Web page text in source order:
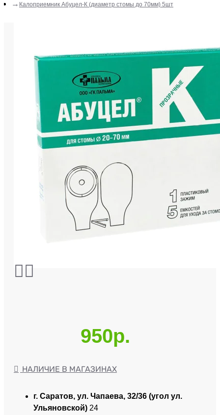
Калоприемник Абуцел-К (диаметр стомы до 70мм) 5шт
950р.
НАЛИЧИЕ В МАГАЗИНАХ
г. Саратов, ул. Чапаева, 32/36 (угол ул.
Ульяновской) 24